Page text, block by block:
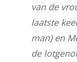
van de
laatste
man) en
de